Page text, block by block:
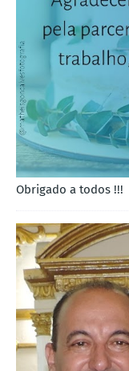
Obrigado a todos !!!